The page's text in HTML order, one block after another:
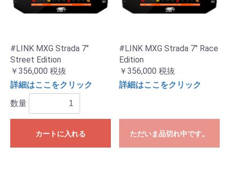
#LINK MXG Strada 7"
Street Edition
￥356,000 税抜
詳細はここをクリック
数量
カートに入れる
#LINK MXG Strada 7" Race
Edition
￥356,000 税抜
詳細はここをクリック
ただいま品切れ中です。